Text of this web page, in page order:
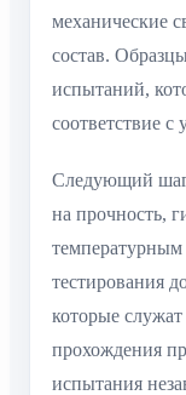
механические
состав.
испытаний,
соответствие
Следующий шаг
на прочность,
температурным
тестирования
которые
прохождения
испытания